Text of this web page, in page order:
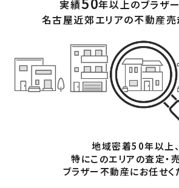
実績
年以上のブラザ
名古屋近郊エリアの不動産
地域密着50年以上、
特にこのエリアの査定・
ブラザー不動産にお任せく